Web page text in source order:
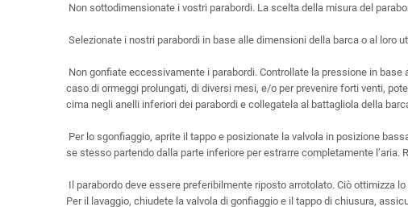
Non sottodimensionate i vostri parabordi. La scelta della misura del
Selezionate i nostri parabordi in base alle dimensioni della barca o al loro
Non gonfiate eccessivamente i parabordi. Controllate la pressione in
caso di ormeggi prolungati, di diversi mesi, e/o per prevenire forti venti,
cima negli anelli inferiori dei parabordi e collegatela al battagliola della
Per lo sgonfiaggio, aprite il tappo e posizionate la valvola in posizione
se stesso partendo dalla parte inferiore per estrarre completamente l’aria.
Il parabordo deve essere preferibilmente riposto arrotolato. Ciò ottimizza lo
Per il lavaggio, chiudete la valvola di gonfiaggio e il tappo di chiusura,